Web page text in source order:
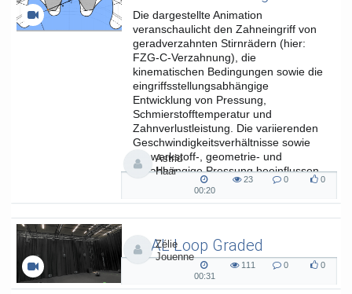
Die dargestellte Animation
veranschaulicht den Zahneingriff von
geradverzahnten Stirnrädern (hier:
FZG-C-Verzahnung), die
kinematischen Bedingungen sowie die
eingriffsstellungsabhängige
Entwicklung von Pressung,
Schmierstofftemperatur und
Zahnverlustleistung. Die variierenden
Geschwindigkeitsverhältnisse sowie
die werkstoff-, geometrie- und
lastabhängige Pressung beeinflussen
Astrid
Haar
00:20
00:20
23
views
0
Kommentare
0
likes
SAAL Loop Graded
SAAL Musikinformatik
Zélie
Jouenne
00:31
00:31
111
views
0
Kommentare
0
likes